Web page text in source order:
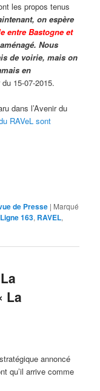
les propos tenus
on espère
entre Bastogne et
Nous
de voirie, mais on
en
15-07-2015.
dans l’Avenir du
RAVeL sont
de Presse | Marqué
Ligne 163, RAVEL,
La
annoncé
qu’il arrive comme